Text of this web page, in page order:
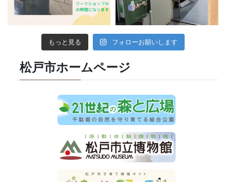
もっと見る フォローお願いします
松戸市ホームページ